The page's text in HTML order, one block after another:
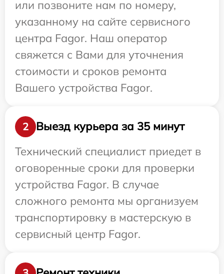
или позвоните нам по номеру,
указанному на сайте сервисного
центра Fagor. Наш оператор
свяжется с Вами для уточнения
стоимости и сроков ремонта
Вашего устройства Fagor.
2
Выезд курьера за 35 минут
Технический специалист приедет в
оговоренные сроки для проверки
устройства Fagor. В случае
сложного ремонта мы организуем
транспортировку в мастерскую в
сервисный центр Fagor.